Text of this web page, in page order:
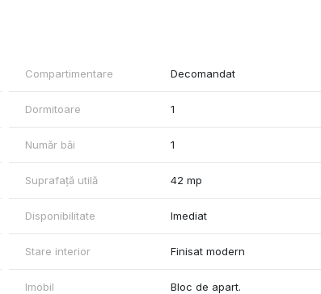
electric, hotă, mașină de spălat vase
Compartimentare Decomandat
Dormitoare 1
Număr băi 1
Suprafață utilă 42 mp
Disponibilitate Imediat
Stare interior Finisat modern
Imobil Bloc de apart.